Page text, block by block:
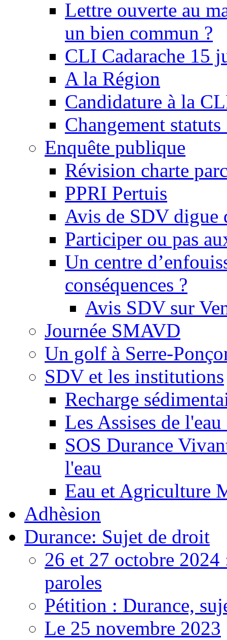
Lettre ouverte au
un bien commun ?
CLI Cadarache 15
A la Région
Candidature à la
Changement
Enquête publique
Révision charte
PPRI Pertuis
Avis de SDV digue
Participer ou pas
Un centre
conséquences ?
Avis SDV sur
Journée SMAVD
Un golf à Serre-
SDV et les institutions
Recharge
Les Assises de
SOS Durance
l'eau
Eau et Agriculture
Adhèsion
Durance: Sujet de droit
26 et 27 octobre 2024
paroles
Pétition : Durance,
Le 25 novembre 2023